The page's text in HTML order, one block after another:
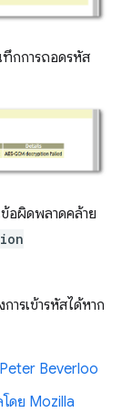
กการถอดรหัส
อผิดพลาดคล้าย
ารเข้ารหัสได้หาก
Peter Beverloo
ดย Mozilla